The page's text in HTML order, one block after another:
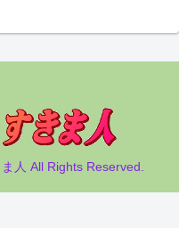
人 All Rights Reserved.